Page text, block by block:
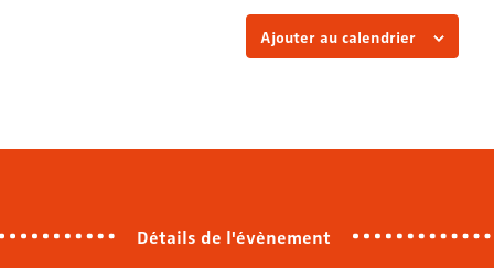
Ajouter au calendrier
Détails de l'évènement